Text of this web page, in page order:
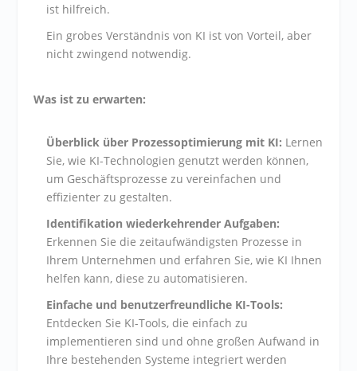
ist hilfreich.
Ein grobes Verständnis von KI ist von Vorteil, aber
nicht zwingend notwendig.
Was ist zu erwarten:
Überblick über Prozessoptimierung mit KI: Lernen
Sie, wie KI-Technologien genutzt werden können,
um Geschäftsprozesse zu vereinfachen und
effizienter zu gestalten.
Identifikation wiederkehrender Aufgaben:
Erkennen Sie die zeitaufwändigsten Prozesse in
Ihrem Unternehmen und erfahren Sie, wie KI Ihnen
helfen kann, diese zu automatisieren.
Einfache und benutzerfreundliche KI-Tools:
Entdecken Sie KI-Tools, die einfach zu
implementieren sind und ohne großen Aufwand in
Ihre bestehenden Systeme integriert werden